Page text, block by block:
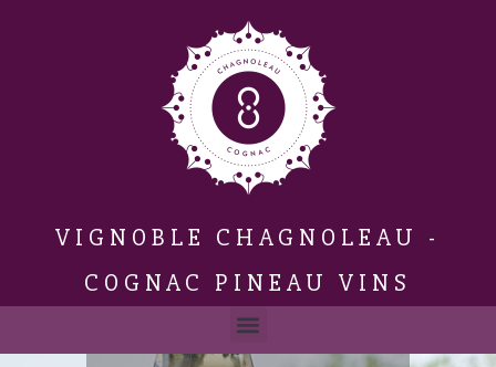
VIGNOBLE CHAGNOLEAU -
COGNAC PINEAU VINS